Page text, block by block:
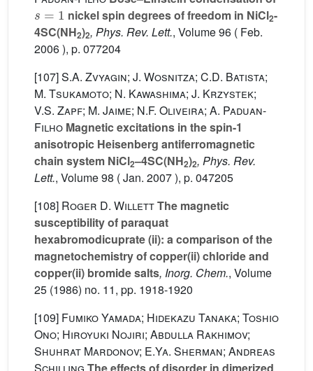
s=1
nickel spin degrees of freedom in NiCl2-
4SC(NH2)2, Phys. Rev. Lett., Volume 96 ( Feb.
2006 ), p. 077204
[107]S.A. Zvyagin; J. Wosnitza; C.D. Batista;
M. Tsukamoto; N. Kawashima; J. Krzystek;
V.S. Zapf; M. Jaime; N.F. Oliveira; A. Paduan-
Filho Magnetic excitations in the spin-1
anisotropic Heisenberg antiferromagnetic
chain system NiCl2–4SC(NH2)2, Phys. Rev.
Lett., Volume 98 ( Jan. 2007 ), p. 047205
[108] Roger D. WillettThe magnetic
susceptibility of paraquat
hexabromodicuprate (ii): a comparison of the
magnetochemistry of copper(ii) chloride and
copper(ii) bromide salts, Inorg. Chem., Volume
25 (1986) no. 11, pp. 1918-1920
[109] Fumiko Yamada; Hidekazu Tanaka; Toshio
Ono; Hiroyuki Nojiri; Abdulla Rakhimov;
Shuhrat Mardonov; E.Ya. Sherman; Andreas